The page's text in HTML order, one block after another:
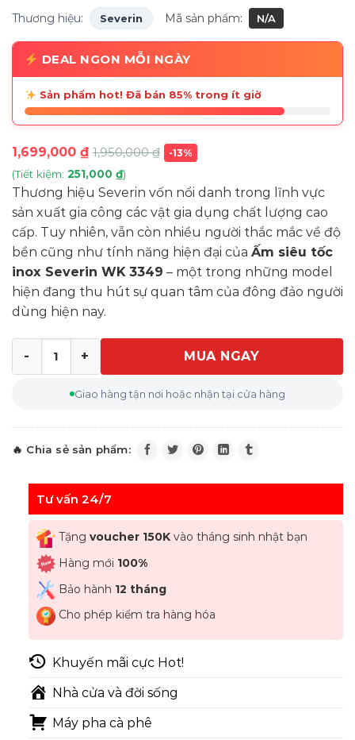
Thương hiệu: Severin Mã sản phẩm: N/A
DEAL NGON MỖI NGÀY
Sản phẩm hot! Đã bán 85% trong ít giờ
1,699,000 ₫ 1,950,000₫ -13%
(Tiết kiệm: 251,000 ₫)
Thương hiệu Severin vốn nổi danh trong lĩnh vực
sản xuất gia công các vật gia dụng chất lượng cao
cấp. Tuy nhiên, vẫn còn nhiều người thắc mắc về độ
bền cũng như tính năng hiện đại của Ấm siêu tốc
inox Severin WK 3349 – một trong những model
hiện đang thu hút sự quan tâm của đông đảo người
dùng hiện nay.
Ấm siêu tốc inox Severin WK 3349 số lượng
MUA NGAY
Giao hàng tận nơi hoặc nhận tại cửa hàng
Tư vấn 24/7
Tặng voucher 150Kvào tháng sinh nhật bạn
Hàng mới 100%
Bảo hành 12 tháng
Cho phép kiểm tra hàng hóa
Khuyến mãi cực Hot!
Nhà cửa và đời sống
Máy pha cà phê